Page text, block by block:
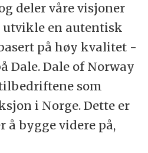
deler våre visjoner
utvikle en autentisk
på høy kvalitet -
Dale. Dale of Norway
som
i Norge. Dette er
å bygge videre på,